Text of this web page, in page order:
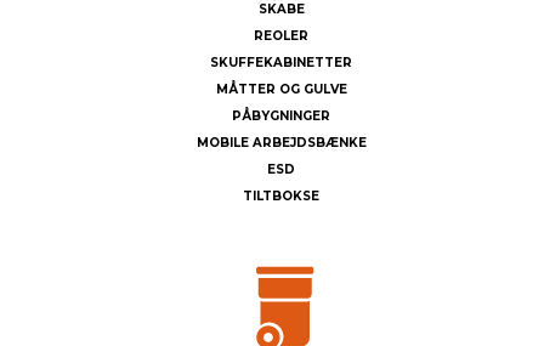
SKABE
REOLER
SKUFFEKABINETTER
MÅTTER OG GULVE
PÅBYGNINGER
MOBILE ARBEJDSBÆNKE
ESD
TILTBOKSE